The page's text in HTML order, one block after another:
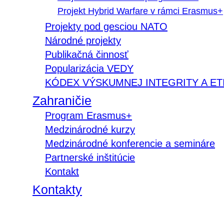
Projekt Hybrid Warfare v rámci Erasmus+
Projekty pod gesciou NATO
Národné projekty
Publikačná činnosť
Popularizácia VEDY
KÓDEX VÝSKUMNEJ INTEGRITY A
Zahraničie
Program Erasmus+
Medzinárodné kurzy
Medzinárodné konferencie a semináre
Partnerské inštitúcie
Kontakt
Kontakty